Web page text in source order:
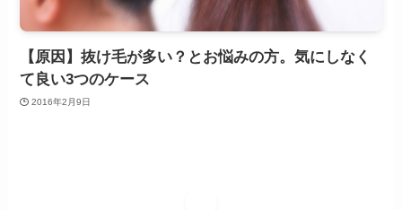
【原因】抜け毛が多い？とお悩みの方。気にしなく
て良い3つのケース
2016年2月9日